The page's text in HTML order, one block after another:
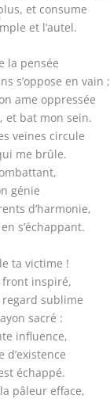
et consume
et l’autel.
la pensée
s’oppose en vain ;
ame oppressée
et bat mon sein.
veines circule
me brûle.
génie
d’harmonie,
s’échappant.
ta victime !
front inspiré,
regard sublime
sacré :
influence,
d’existence
échappé.
pâleur efface,